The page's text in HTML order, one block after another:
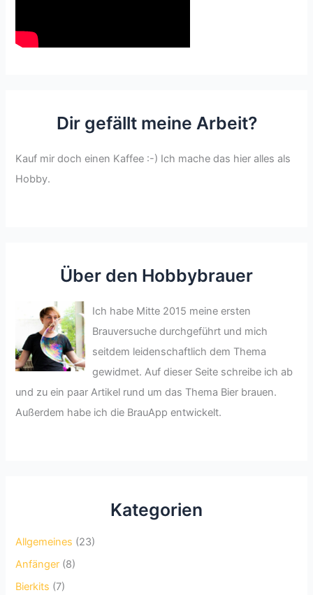
Dir gefällt meine Arbeit?
Kauf mir doch einen Kaffee :-) Ich mache das hier alles als
Hobby.
Über den Hobbybrauer
Ich habe Mitte 2015 meine ersten
Brauversuche durchgeführt und mich
seitdem leidenschaftlich dem Thema
gewidmet. Auf dieser Seite schreibe ich ab
und zu ein paar Artikel rund um das Thema Bier brauen.
Außerdem habe ich die BrauApp entwickelt.
Kategorien
Allgemeines (23)
Anfänger (8)
Bierkits (7)